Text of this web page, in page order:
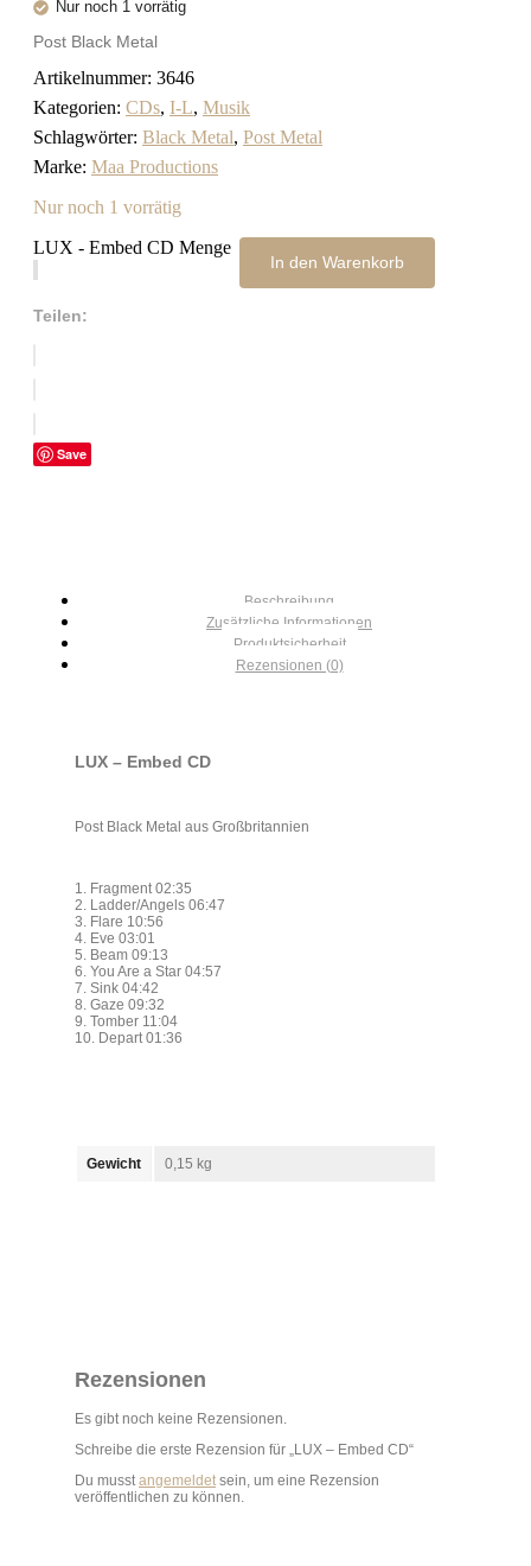
Nur noch 1 vorrätig
Post Black Metal
Artikelnummer: 3646
Kategorien: CDs, I-L, Musik
Schlagwörter: Black Metal, Post Metal
Marke: Maa Productions
Nur noch 1 vorrätig
LUX - Embed CD Menge
In den Warenkorb
Teilen:
Save
Beschreibung
Zusätzliche Informationen
Produktsicherheit
Rezensionen (0)
LUX – Embed CD
Post Black Metal aus Großbritannien
1. Fragment 02:35
2. Ladder/Angels 06:47
3. Flare 10:56
4. Eve 03:01
5. Beam 09:13
6. You Are a Star 04:57
7. Sink 04:42
8. Gaze 09:32
9. Tomber 11:04
10. Depart 01:36
Gewicht 0,15 kg
Rezensionen
Es gibt noch keine Rezensionen.
Schreibe die erste Rezension für „LUX – Embed CD“
Du musstangemeldetsein, um eine Rezension
veröffentlichen zu können.